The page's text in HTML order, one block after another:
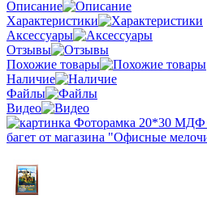
Описание
Характеристики
Аксессуары
Отзывы
Похожие товары
Наличие
Файлы
Видео